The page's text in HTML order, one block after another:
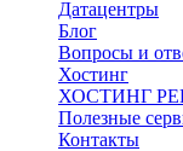
Датацентры
Блог
Вопросы и
Хостинг
ХОСТИНГ
Полезные
Контакты